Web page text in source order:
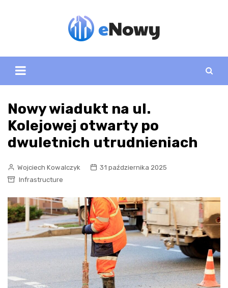
Nowy wiadukt na ul.
Kolejowej otwarty po
dwuletnich utrudnieniach
Wojciech Kowalczyk
31 października 2025
Infrastructure